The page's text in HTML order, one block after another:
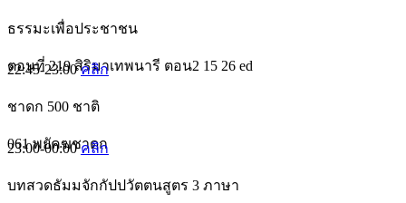
ธรรมะเพื่อประชาชน
ตอนที่ 219 สิริมาเทพนารี ตอน2 15 26 ed
22:45-23:00คลิก
ชาดก 500 ชาติ
061 พยัคฆชาดก
23:00-00:00คลิก
บทสวดธัมมจักกัปปวัตตนสูตร 3 ภาษา